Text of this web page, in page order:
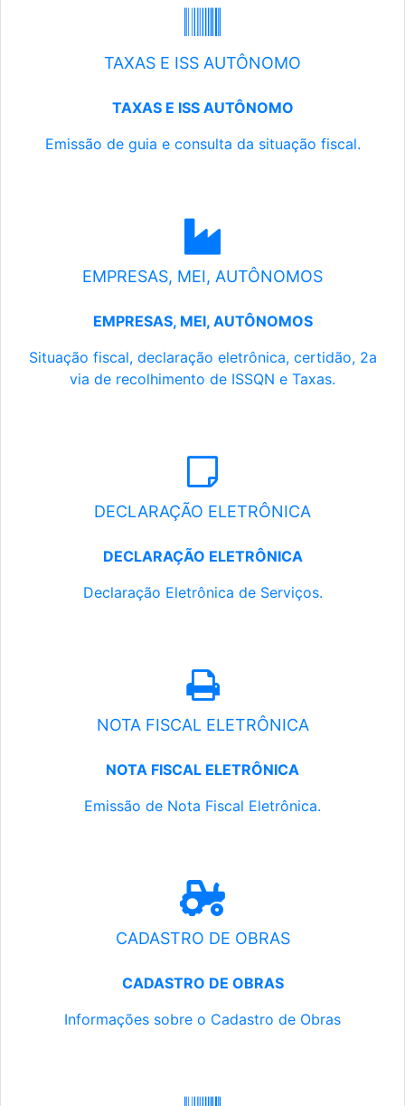
TAXAS E ISS AUTÔNOMO
TAXAS E ISS AUTÔNOMO
Emissão de guia e consulta da situação fiscal.
EMPRESAS, MEI, AUTÔNOMOS
EMPRESAS, MEI, AUTÔNOMOS
Situação fiscal, declaração eletrônica, certidão, 2a
via de recolhimento de ISSQN e Taxas.
DECLARAÇÃO ELETRÔNICA
DECLARAÇÃO ELETRÔNICA
Declaração Eletrônica de Serviços.
NOTA FISCAL ELETRÔNICA
NOTA FISCAL ELETRÔNICA
Emissão de Nota Fiscal Eletrônica.
CADASTRO DE OBRAS
CADASTRO DE OBRAS
Informações sobre o Cadastro de Obras